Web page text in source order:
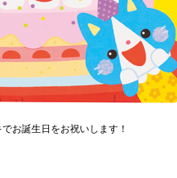
お誕生日をお祝いします！